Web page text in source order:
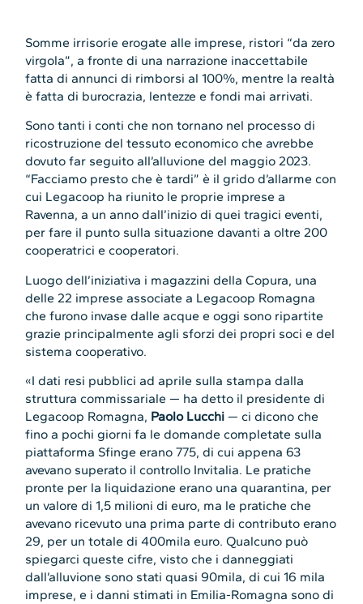
Somme irrisorie erogate alle imprese, ristori “da zero
virgola”, a fronte di una narrazione inaccettabile
fatta di annunci di rimborsi al 100%, mentre la realtà
è fatta di burocrazia, lentezze e fondi mai arrivati.
Sono tanti i conti che non tornano nel processo di
ricostruzione del tessuto economico che avrebbe
dovuto far seguito all’alluvione del maggio 2023.
“Facciamo presto che è tardi” è il grido d’allarme con
cui Legacoop ha riunito le proprie imprese a
Ravenna, a un anno dall’inizio di quei tragici eventi,
per fare il punto sulla situazione davanti a oltre 200
cooperatrici e cooperatori.
Luogo dell’iniziativa i magazzini della Copura, una
delle 22 imprese associate a Legacoop Romagna
che furono invase dalle acque e oggi sono ripartite
grazie principalmente agli sforzi dei propri soci e del
sistema cooperativo.
«I dati resi pubblici ad aprile sulla stampa dalla
struttura commissariale — ha detto il presidente di
Legacoop Romagna, Paolo Lucchi — ci dicono che
fino a pochi giorni fa le domande completate sulla
piattaforma Sfinge erano 775, di cui appena 63
avevano superato il controllo Invitalia. Le pratiche
pronte per la liquidazione erano una quarantina, per
un valore di 1,5 milioni di euro, ma le pratiche che
avevano ricevuto una prima parte di contributo erano
29, per un totale di 400mila euro. Qualcuno può
spiegarci queste cifre, visto che i danneggiati
dall’alluvione sono stati quasi 90mila, di cui 16 mila
imprese, e i danni stimati in Emilia-Romagna sono di